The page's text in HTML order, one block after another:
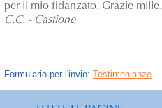
per il mio fidanzato. Grazie mille.
C.C. - Castione
Formulario per l'invio: Testimonianze